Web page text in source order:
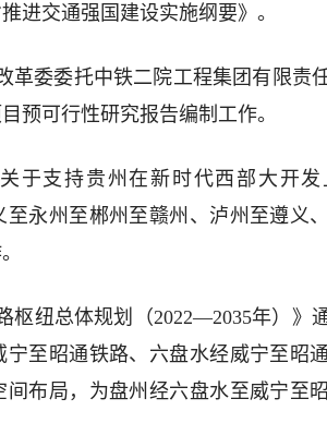
进交通强国建设实施纲要》。
革委委托中铁二院工程集团有限责
预可行性研究报告编制工作。
于支持贵州在新时代西部大开
至永州至郴州至赣州、泸州至遵义
枢纽总体规划（2022—2035年）》
至昭通铁路、六盘水经威宁至昭
布局，为盘州经六盘水至威宁至